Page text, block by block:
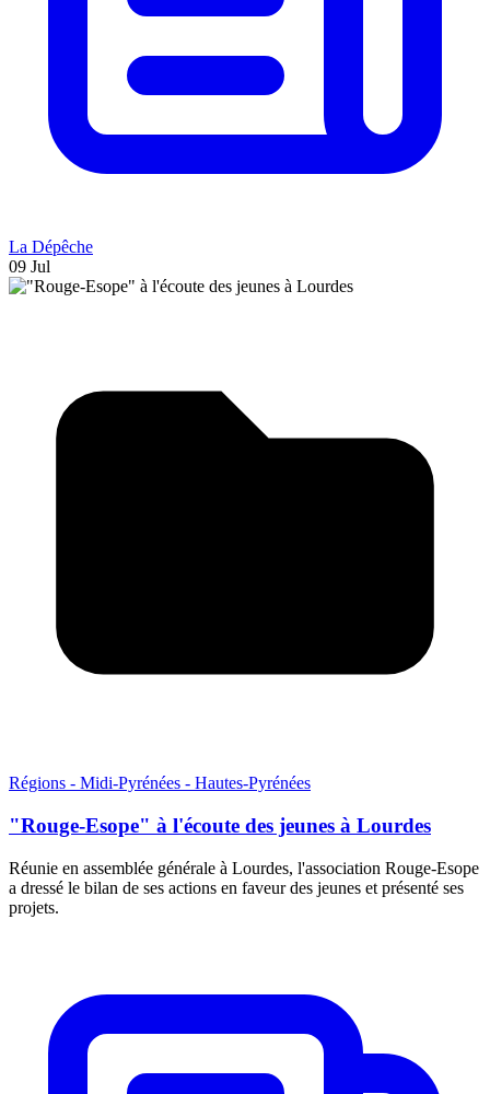
La Dépêche
09 Jul
Régions - Midi-Pyrénées - Hautes-Pyrénées
"Rouge-Esope" à l'écoute des jeunes à Lourdes
Réunie en assemblée générale à Lourdes, l'association Rouge-Esope
a dressé le bilan de ses actions en faveur des jeunes et présenté ses
projets.